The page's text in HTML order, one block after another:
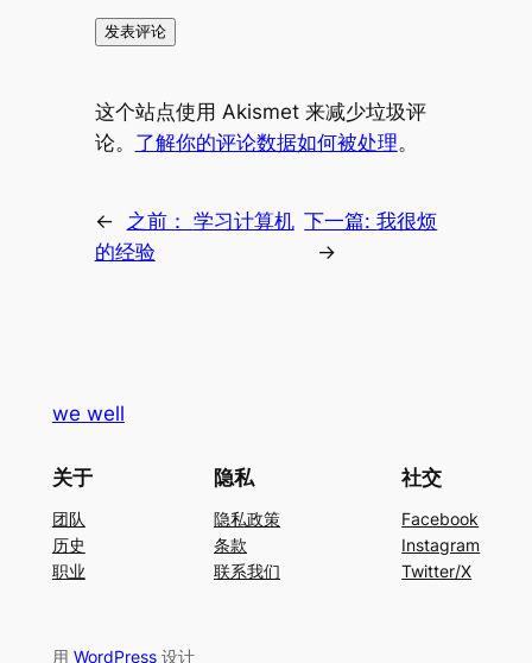
这个站点使用 Akismet 来减少垃圾评
论。 了解你的评论数据如何被处理。
← 之前： 学习计算机
的经验
下一篇:我很烦
→
we well
关于
团队
历史
职业
隐私
隐私政策
条款
联系我们
社交
Facebook
Instagram
Twitter/X
用 WordPress设计